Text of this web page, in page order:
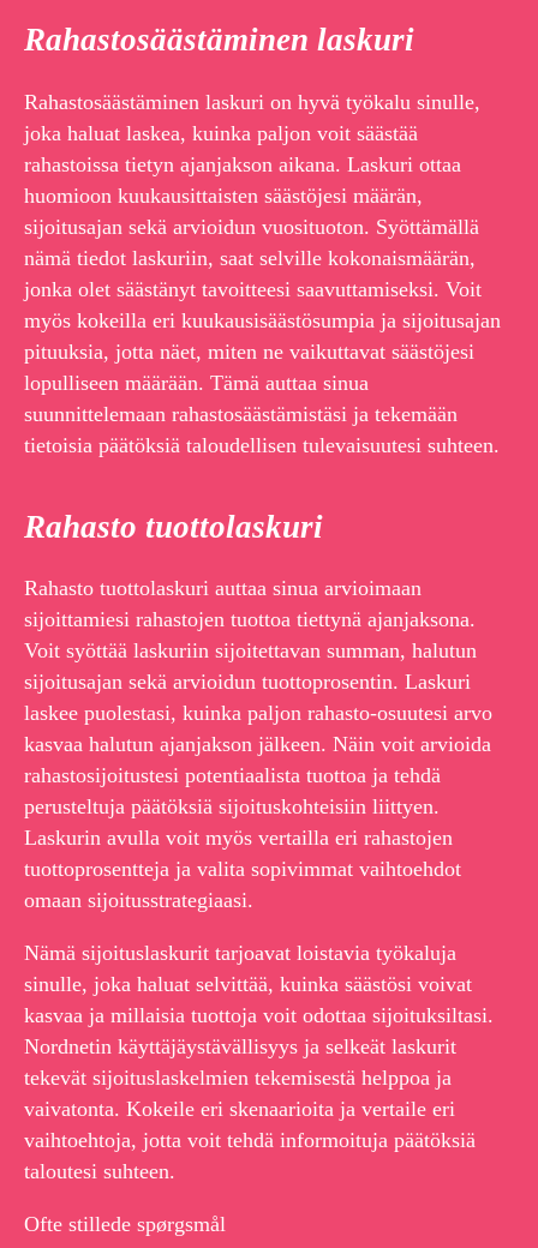
Rahastosäästäminen laskuri
Rahastosäästäminen laskuri on hyvä työkalu sinulle,
joka haluat laskea, kuinka paljon voit säästää
rahastoissa tietyn ajanjakson aikana. Laskuri ottaa
huomioon kuukausittaisten säästöjesi määrän,
sijoitusajan sekä arvioidun vuosituoton. Syöttämällä
nämä tiedot laskuriin, saat selville kokonaismäärän,
jonka olet säästänyt tavoitteesi saavuttamiseksi. Voit
myös kokeilla eri kuukausisäästösumpia ja sijoitusajan
pituuksia, jotta näet, miten ne vaikuttavat säästöjesi
lopulliseen määrään. Tämä auttaa sinua
suunnittelemaan rahastosäästämistäsi ja tekemään
tietoisia päätöksiä taloudellisen tulevaisuutesi suhteen.
Rahasto tuottolaskuri
Rahasto tuottolaskuri auttaa sinua arvioimaan
sijoittamiesi rahastojen tuottoa tiettynä ajanjaksona.
Voit syöttää laskuriin sijoitettavan summan, halutun
sijoitusajan sekä arvioidun tuottoprosentin. Laskuri
laskee puolestasi, kuinka paljon rahasto-osuutesi arvo
kasvaa halutun ajanjakson jälkeen. Näin voit arvioida
rahastosijoitustesi potentiaalista tuottoa ja tehdä
perusteltuja päätöksiä sijoituskohteisiin liittyen.
Laskurin avulla voit myös vertailla eri rahastojen
tuottoprosentteja ja valita sopivimmat vaihtoehdot
omaan sijoitusstrategiaasi.
Nämä sijoituslaskurit tarjoavat loistavia työkaluja
sinulle, joka haluat selvittää, kuinka säästösi voivat
kasvaa ja millaisia tuottoja voit odottaa sijoituksiltasi.
Nordnetin käyttäjäystävällisyys ja selkeät laskurit
tekevät sijoituslaskelmien tekemisestä helppoa ja
vaivatonta. Kokeile eri skenaarioita ja vertaile eri
vaihtoehtoja, jotta voit tehdä informoituja päätöksiä
taloutesi suhteen.
Ofte stillede spørgsmål